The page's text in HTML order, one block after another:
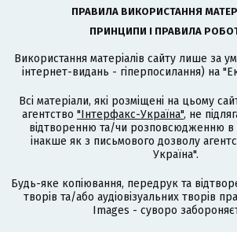
ПРАВИЛА ВИКОРИСТАННЯ
ПРИНЦИПИ І ПРАВИЛА
Використання матеріалів сайту лише за
інтернет-видань - гіперпосилання) на
Всі матеріали, які розміщені на цьому
агентство "Інтерфакс-Україна", не
відтворенню та/чи розповсюдженню в
інакше як з письмового дозволу
Україна".
Будь-яке копіювання, передрук та
творів та/або аудіовізуальних творів
Images - суворо